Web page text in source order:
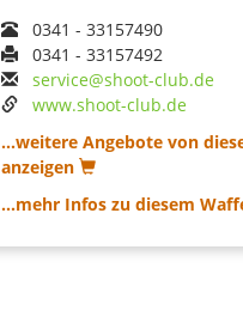
0341 - 33157490
0341 - 33157492
service@shoot-club.de
www.shoot-club.de
...weitere Angebote von
anzeigen
...mehr Infos zu diesem